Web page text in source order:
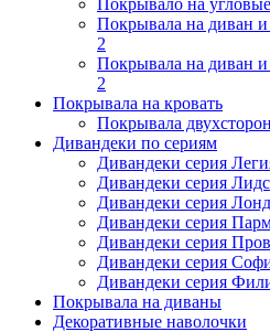
Покрывало на
Покрывала на диван и
2
Покрывала на диван и
2
Покрывала на кровать
Покрывала
Дивандеки по сериям
Дивандеки серия
Дивандеки серия Лидс
Дивандеки серия
Дивандеки серия
Дивандеки серия
Дивандеки серия
Дивандеки серия
Покрывала на диваны
Декоративные наволочки